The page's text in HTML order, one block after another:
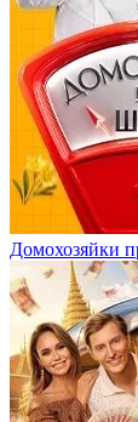
Домохозяйки